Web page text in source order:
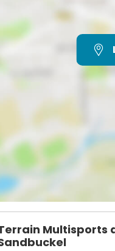
Multisports